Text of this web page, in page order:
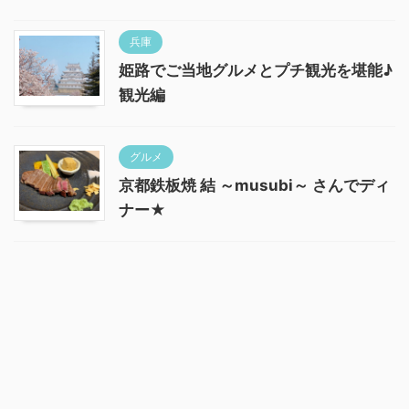
兵庫
姫路でご当地グルメとプチ観光を堪能♪
観光編
グルメ
京都鉄板焼 結 ～musubi～ さんでディ
ナー★